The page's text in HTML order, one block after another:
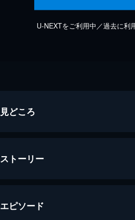
U-NEXTをご利用中／過去に利
見どころ
ストーリー
エピソード